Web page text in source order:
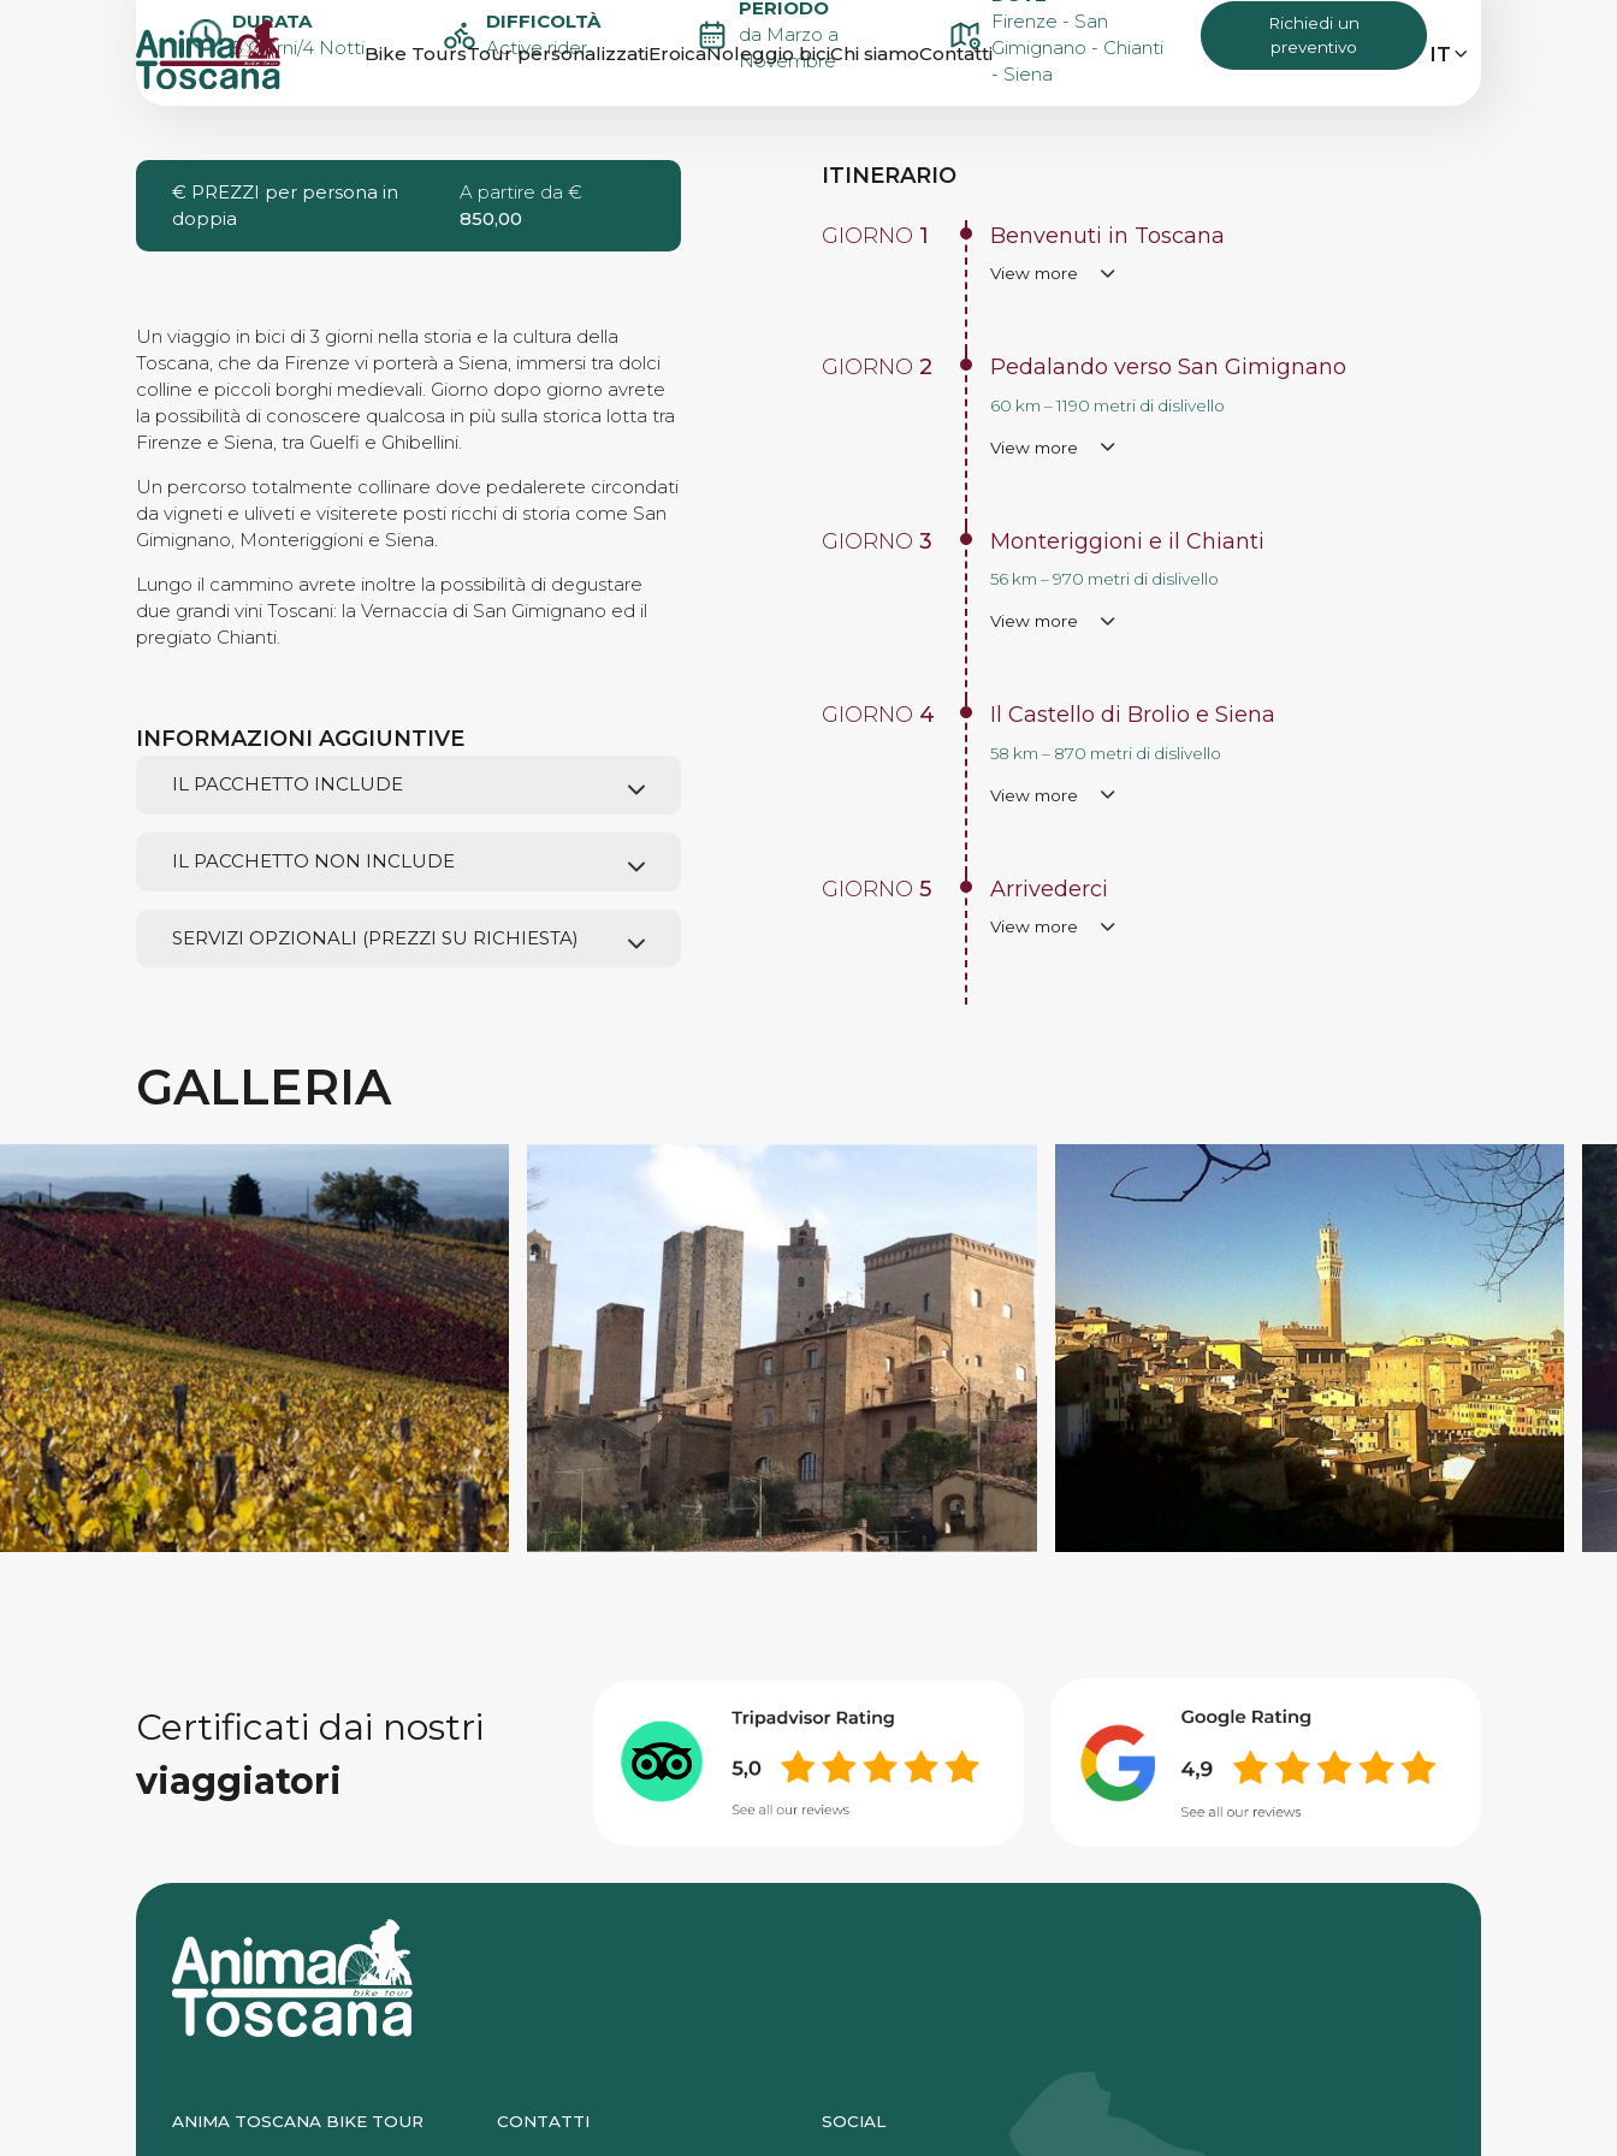
Bike ToursTour personalizzatiEroicaNoleggio biciChi siamoContatti IT
SELF-GUIDED BIKE
TOUR DA FIRENZE A
SIENA
DURATA
5 Giorni/4 Notti
DIFFICOLTÀ
Active rider
PERIODO
da Marzo a
Novembre
Firenze - San
Gimignano - Chianti
- Siena
Richiedi un
preventivo
€ PREZZI per persona in
doppia
A partire da €
850,00
Un viaggio in bici di 3 giorni nella storia e la cultura della
Toscana, che da Firenze vi porterà a Siena, immersi tra dolci
colline e piccoli borghi medievali. Giorno dopo giorno avrete
la possibilità di conoscere qualcosa in più sulla storica lotta tra
Firenze e Siena, tra Guelfi e Ghibellini.
Un percorso totalmente collinare dove pedalerete circondati
da vigneti e uliveti e visiterete posti ricchi di storia come San
Gimignano, Monteriggioni e Siena.
Lungo il cammino avrete inoltre la possibilità di degustare
due grandi vini Toscani: la Vernaccia di San Gimignano ed il
pregiato Chianti.
INFORMAZIONI AGGIUNTIVE
IL PACCHETTO INCLUDE
IL PACCHETTO NON INCLUDE
SERVIZI OPZIONALI (PREZZI SU RICHIESTA)
ITINERARIO
GIORNO 1 Benvenuti in Toscana
View more
GIORNO2 Pedalando verso San Gimignano
60 km – 1190 metri di dislivello
View more
GIORNO3 Monteriggioni e il Chianti
56 km – 970 metri di dislivello
View more
GIORNO 4 Il Castello di Brolio e Siena
58 km – 870 metri di dislivello
View more
GIORNO5 Arrivederci
View more
GALLERIA
Certificati dai nostri
viaggiatori
ANIMA TOSCANA BIKE TOUR CONTATTI SOCIAL
MENU
Tour personalizzati
Noleggio bici
Contatti